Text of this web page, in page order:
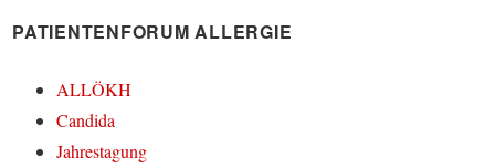
PATIENTENFORUM ALLERGIE
ALLÖKH
Candida
Jahrestagung